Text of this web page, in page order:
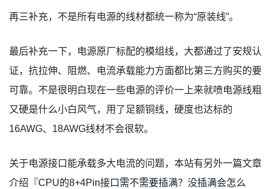
再三补充，不是所有电源的线材都统一称为“原装线”。
最后补充一下，电源原厂标配的模组线，大都通过了安规认
证，抗拉伸、阻燃、电流承载能力方面都比第三方购买的要
可靠。不是很明白现在一些电源的评价一上来就喷电源线粗
又硬是什么小白风气，用了足额铜线，硬度也达标的
16AWG、18AWG线材不会很软。
关于电源接口能承载多大电流的问题，本站有另外一篇文章
介绍『CPU的8+4Pin接口需不需要插满？没插满会怎么